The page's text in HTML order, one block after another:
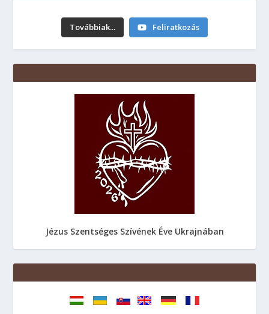
Urunk színeváltozása. 2026.08.06
8 hours ago
Továbbiak... Feliratkozás
Jézus Szentséges Szívének Éve Ukrajnában